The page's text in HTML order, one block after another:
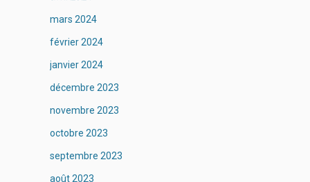
mars 2024
février 2024
janvier 2024
décembre 2023
novembre 2023
octobre 2023
septembre 2023
août 2023